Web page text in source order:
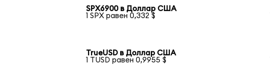
SPX6900 в Доллар США
1 SPX равен 0,332 $
TrueUSD в Доллар США
1 TUSD равен 0,9955 $